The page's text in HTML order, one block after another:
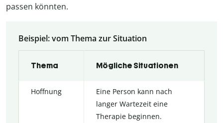
passen könnten.
Beispiel: vom Thema zur Situation
Thema Mögliche Situationen
Hoffnung
Eine Person kann nach
langer Wartezeit eine
Therapie beginnen.